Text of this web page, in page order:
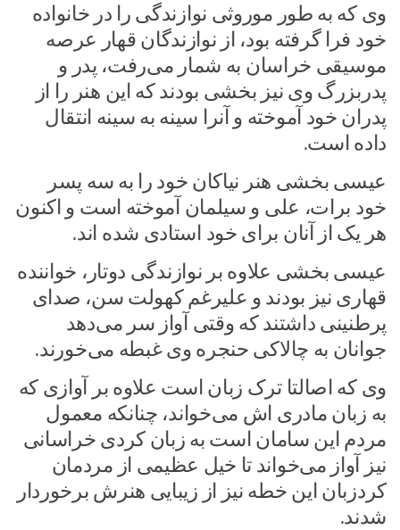
وی که به طور موروثی نوازندگی را در خانواده
خود فرا گرفته بود، از نوازندگان قهار عرصه
موسیقی خراسان به شمار می‌رفت، پدر و
پدربزرگ وی نیز بخشی بودند که این هنر را از
پدران خود آموخته و آنرا سینه به سینه انتقال
داده است.
عیسی بخشی هنر نیاکان خود را به سه پسر
خود برات، علی و سیلمان آموخته است و اکنون
هر یک از آنان برای خود استادی شده اند.
عیسی بخشی علاوه بر نوازندگی دوتار، خواننده
قهاری نیز بودند و علیرغم کهولت سن، صدای
پرطنینی داشتند که وقتی آواز سر می‌دهد
جوانان به چالاکی حنجره وی غبطه می‌خورند.
وی که اصالتا ترک زبان است علاوه بر آوازی که
به زبان مادری اش می‌خواند، چنانکه معمول
مردم این سامان است به زبان کردی خراسانی
نیز آواز می‌خواند تا خیل عظیمی از مردمان
کردزبان این خطه نیز از زیبایی هنرش برخوردار
شدند.